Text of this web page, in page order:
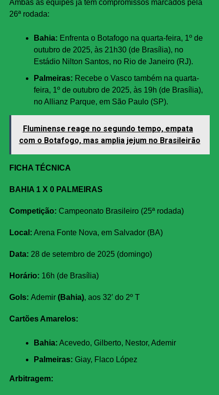
Ambas as equipes já têm compromissos marcados pela
26ª rodada:
Bahia: Enfrenta o Botafogo na quarta-feira, 1º de
outubro de 2025, às 21h30 (de Brasília), no
Estádio Nilton Santos, no Rio de Janeiro (RJ).
Palmeiras: Recebe o Vasco também na quarta-
feira, 1º de outubro de 2025, às 19h (de Brasília),
no Allianz Parque, em São Paulo (SP).
Fluminense reage no segundo tempo, empata
com o Botafogo, mas amplia jejum no Brasileirão
FICHA TÉCNICA
BAHIA 1 X 0 PALMEIRAS
Competição: Campeonato Brasileiro (25ª rodada)
Local: Arena Fonte Nova, em Salvador (BA)
Data: 28 de setembro de 2025 (domingo)
Horário: 16h (de Brasília)
Gols: Ademir(Bahia), aos 32′ do 2º T
Cartões Amarelos:
Bahia: Acevedo, Gilberto, Nestor, Ademir
Palmeiras: Giay, Flaco López
Arbitragem: